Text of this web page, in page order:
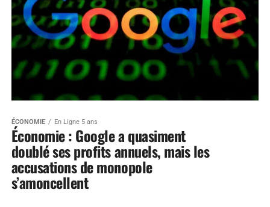
ÉCONOMIE En Ligne 5 ans
Économie : Google a quasiment
doublé ses profits annuels, mais les
accusations de monopole
s’amoncellent